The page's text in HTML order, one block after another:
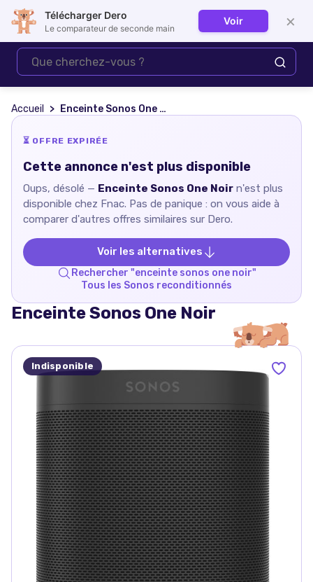
Se connecter
Accueil Enceinte Sonos One Noir
⏳ OFFRE EXPIRÉE
Cette annonce n'est plus disponible
Oups, désolé — Enceinte Sonos One Noir n'est plus
disponible chez Fnac. Pas de panique : on vous aide à
comparer d'autres offres similaires sur Dero.
Voir les alternatives
Rechercher "enceinte sonos one noir"
Tous les Sonos reconditionnés
Enceinte Sonos One Noir
Indisponible
Télécharger Dero
Le comparateur de seconde main
Voir ×